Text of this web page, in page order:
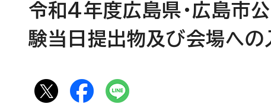
令和4年度広島県・広島市
験当日提出物及び会場への